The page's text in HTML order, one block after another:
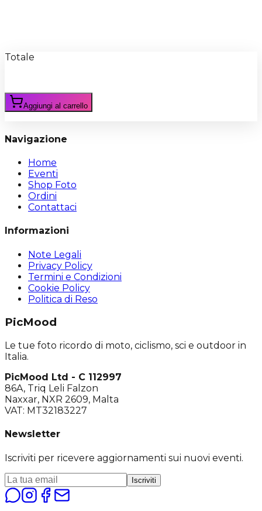
Totale
Aggiungi al carrello
Navigazione
Home
Eventi
Shop Foto
Ordini
Contattaci
Informazioni
Note Legali
Privacy Policy
Termini e Condizioni
Cookie Policy
Politica di Reso
PicMood
Le tue foto ricordo di moto, ciclismo, sci e outdoor in
Italia.
PicMood Ltd - C 112997
86A, Triq Leli Falzon
Naxxar, NXR 2609, Malta
VAT: MT32183227
Newsletter
Iscriviti per ricevere aggiornamenti sui nuovi eventi.
Iscriviti